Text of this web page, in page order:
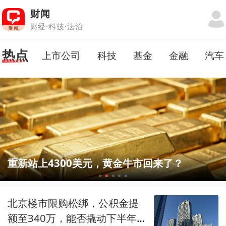
财闻
财经·科技·法治
热点 上市公司 科技 基金 金融 汽车
重新站上4300美元，黄金牛市回来了？
北京楼市限购松绑，公积金提
额至340万，能否撬动下半年置